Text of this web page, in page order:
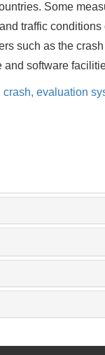
Some
traffic
such as the
software
crash, evaluation